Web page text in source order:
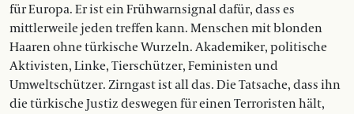
für Europa. Er ist ein Frühwarnsignal dafür, dass es
mittlerweile jeden treffen kann. Menschen mit blonden
Haaren ohne türkische Wurzeln. Akademiker, politische
Aktivisten, Linke, Tierschützer, Feministen und
Umweltschützer. Zirngast ist all das. Die Tatsache, dass ihn
die türkische Justiz deswegen für einen Terroristen hält,